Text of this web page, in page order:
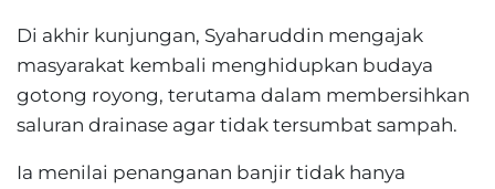
Di akhir kunjungan, Syaharuddin mengajak
masyarakat kembali menghidupkan budaya
gotong royong, terutama dalam membersihkan
saluran drainase agar tidak tersumbat sampah.
Ia menilai penanganan banjir tidak hanya